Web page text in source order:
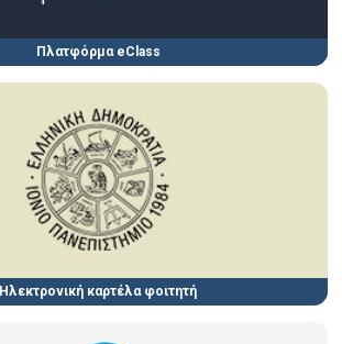
Πλατφόρμα eClass
Ηλεκτρονική καρτέλα φοιτητή